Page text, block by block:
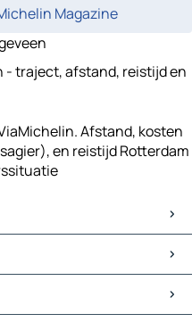
Magazine
- traject, afstand, reistijd en
Afstand, kosten
en reistijd Rotterdam